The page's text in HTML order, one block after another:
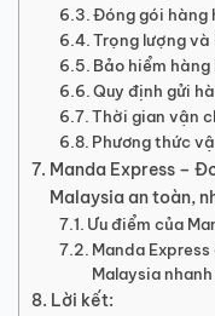
Đóng gói hàng
Trọng lượng
Bảo hiểm hàng
Quy định gửi
Thời gian vận
Phương thức
Manda Express –
Malaysia an toàn,
Ưu điểm của
Manda
Malaysia
Lời kết: